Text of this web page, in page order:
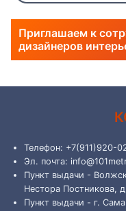
Приглашаем к
дизайнеров
Телефон: +7(911)920-
Эл. почта:
Пункт выдачи -
Нестора Постникова,
Пункт выдачи - г.